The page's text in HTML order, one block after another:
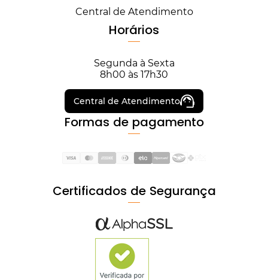
Central de Atendimento
Horários
Segunda à Sexta
8h00 às 17h30
Central de Atendimento
Formas de pagamento
Certificados de Segurança